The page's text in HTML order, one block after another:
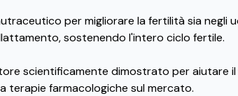
per migliorare la fertilità sia negli
sostenendo l'intero ciclo fertile.
scientificamente dimostrato per aiutare il
terapie farmacologiche sul mercato.